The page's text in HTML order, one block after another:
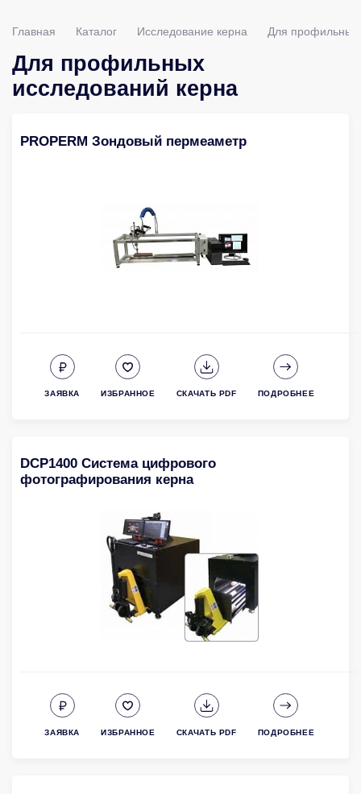
Главная Каталог Исследование керна Для профильных
Для профильных
исследований керна
PROPERM Зондовый пермеаметр
ЗАЯВКА ИЗБРАННОЕ СКАЧАТЬ PDF ПОДРОБНЕЕ
DCP1400 Cистема цифрового
фотографирования керна
ЗАЯВКА ИЗБРАННОЕ СКАЧАТЬ PDF ПОДРОБНЕЕ